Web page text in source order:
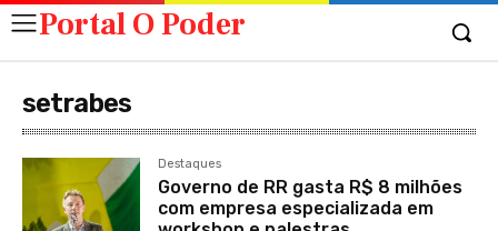
Portal O Poder
setrabes
Destaques
Governo de RR gasta R$ 8 milhões
com empresa especializada em